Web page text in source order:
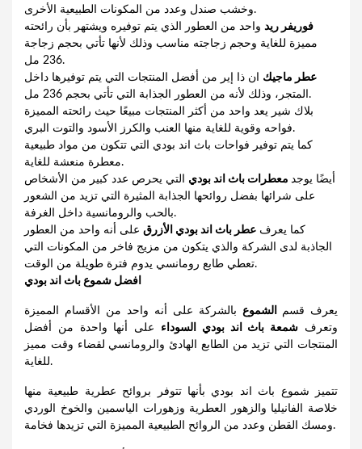
وخشب صندل وعدد من المكونات الطبيعية الأخرى.
فوريفر ريد واحد من العطور الذي يتم توفيره ويشتهر بأن رائحته
مميزة للغاية وحجم زجاجته مناسب وذلك لأنها تأتي بحجم زجاجة
236 مل.
عطر ماجيك ان ذا إير من أفضل المنتجات التي يتم توفيرها داخل
المتجر، وذلك لأنه من العطور الجذابة التي تأتي بحجم 236 مل.
بلاك شير يعد واحد من أكثر المنتجات مبيعًا حيث رائحته المميزة
فواحه وقوية للغاية منها العنب والكرز الأسود والتوت البري.
كما يتم توفير فواحات باث اند بودي التي تتكون من مواد طبيعية
معطرة منعشة للغاية.
أيضًا يوجد معطرات باث اند بودي التي يحرص عدد كبير من الأشخاص
على شرائها بفضل روائحها الجذابة المثيرة التي تزيد من الشعور
بالحب والرومانسية داخل الغرفة.
كما يعرف عطر باث اند بودي الأزرق على أنه واحد من العطور
الجاذبة لدى الشركة والذي يتكون من مزيج فاخر من المكونات التي
تعطي طابع رومانسي يدوم فترة طويلة من الوقت.
افضل شموع باث اند بودي
يعرف قسم الشموع بالشركة على أنه واحد من الأقسام المميزة
وتعرف شمعة باث اند بودي السوداء على أنها واحدة من أفضل
المنتجات التي تزيد من الطابع الهادئ والرومانسي لقضاء وقت مميز
للغاية.
تتميز شموع باث اند بودي بأنها تتوفر بروائح عطرية طبيعية منها
خلاصة الفانيليا والزهور العطرية وزهورات الياسمين والخوخ الوردي
ومسك القطن وعدد من الروائح الطبيعية المميزة التي تزيدها فخامة.